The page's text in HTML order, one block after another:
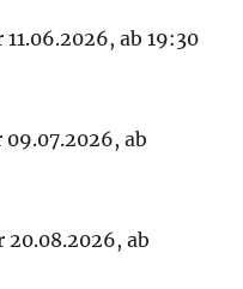
ab 19:30
ab
20.08.2026, ab